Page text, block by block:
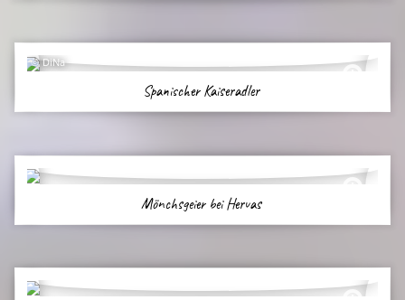
DiNa
Spanischer Kaiseradler
Mönchsgeier bei Hervas